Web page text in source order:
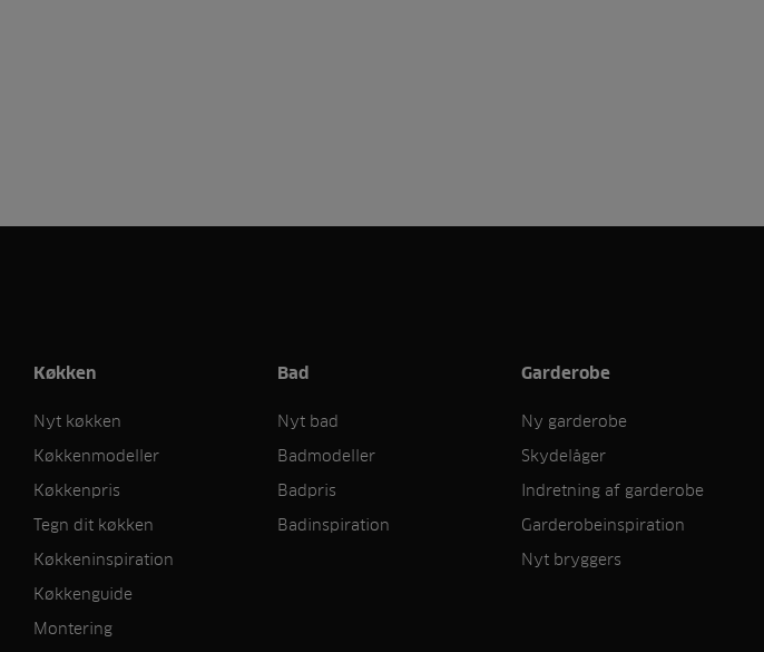
Køkken
Nyt køkken
Køkkenmodeller
Køkkenpris
Tegn dit køkken
Køkkeninspiration
Køkkenguide
Montering
Bad
Nyt bad
Badmodeller
Badpris
Badinspiration
Garderobe
Ny garderobe
Skydelåger
Indretning af garderobe
Garderobeinspiration
Nyt bryggers